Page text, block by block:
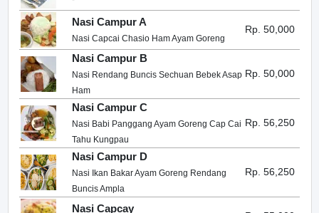
Nasi Campur A
Nasi Capcai Chasio Ham Ayam Goreng
Rp. 50,000
Nasi Campur B
Nasi Rendang Buncis Sechuan Bebek Asap
Ham
Rp. 50,000
Nasi Campur C
Nasi Babi Panggang Ayam Goreng Cap Cai
Tahu Kungpau
Rp. 56,250
Nasi Campur D
Nasi Ikan Bakar Ayam Goreng Rendang
Buncis Ampla
Rp. 56,250
Nasi Capcay